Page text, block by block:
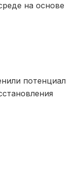
на основе
потенциал